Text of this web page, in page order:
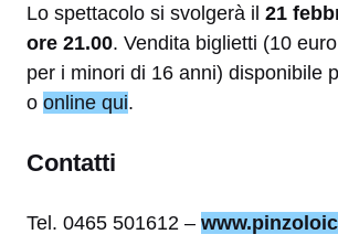
Lo spettacolo si svolgerà il 21
ore 21.00. Vendita biglietti (10
per i minori di 16 anni) disponibile
o online qui.
Contatti
Tel. 0465 501612 –